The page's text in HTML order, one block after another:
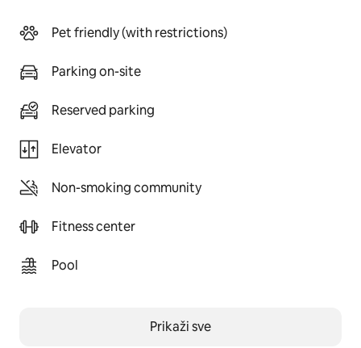
Pet friendly (with restrictions)
Parking on-site
Reserved parking
Elevator
Non-smoking community
Fitness center
Pool
Prikaži sve